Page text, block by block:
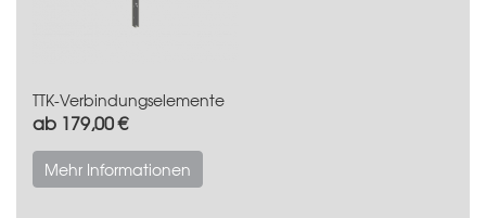
TTK-Verbindungselemente
ab 179,00 €
Mehr Informationen